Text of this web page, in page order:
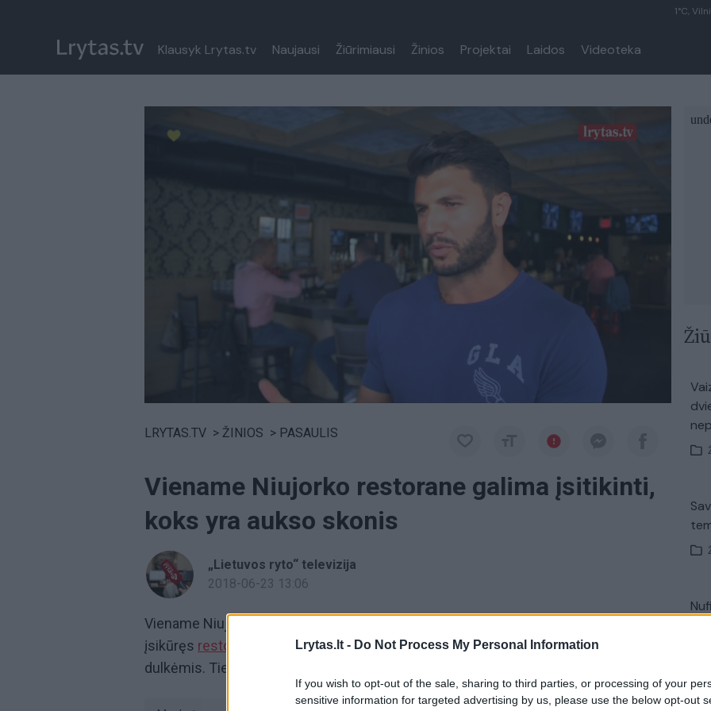
Lrytas.lt - Do Not Process My Personal Information
If you wish to opt-out of the sale, sharing to third parties, or processing of your
sensitive information for targeted advertising by us, please use the below opt-out
1°C,
Klausyk Lrytas.tv Naujausi Žiūrimiausi Žinios Projektai Laidos Videoteka
LRYTAS.TV > ŽINIOS > PASAULIS
Viename Niujorko restorane galima įsitikinti,
koks yra aukso skonis
„Lietuvos ryto“ televizija
2018-06-23 13:06
Viename Niujorko restorane galima įsitikinti, koks yra aukso skonis. Manhatane
įsikūręs restoranas
siūlo paragauti vištienos sparnelių, apibarstytų 24 aukso karatų
dulkėmis. Tiesa, originalus patiekalas turi ir auksinę kainą.